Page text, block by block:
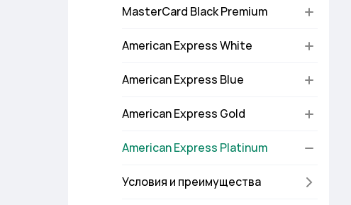
MasterCard Black Premium
American Express White
American Express Blue
American Express Gold
American Express Platinum
Условия и преимущества